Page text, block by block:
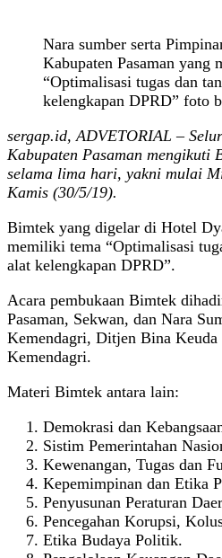
Nara sumber serta
Kabupaten Pasaman yang
“Optimalisasi tugas dan
kelengkapan DPRD” foto
sergap.id, ADVETORIAL –
Kabupaten Pasaman mengikuti
selama lima hari, yakni mulai
Kamis (30/5/19).
Bimtek yang digelar di Hotel
memiliki tema “Optimalisasi
alat kelengkapan DPRD”.
Acara pembukaan Bimtek
Pasaman, Sekwan, dan Nara
Kemendagri, Ditjen Bina
Kemendagri.
Materi Bimtek antara lain:
Demokrasi dan
Sistim Pemerintahan
Kewenangan, Tugas dan
Kepemimpinan dan Etika
Penyusunan Peraturan
Pencegahan Korupsi,
Etika Budaya Politik.